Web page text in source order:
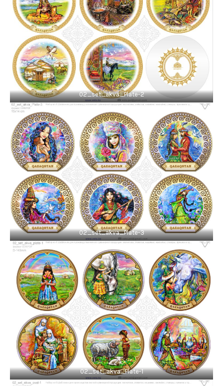
02_set_akva_Plate-2
02_set_akva_Plate-3
02_set_akva_Plate-1